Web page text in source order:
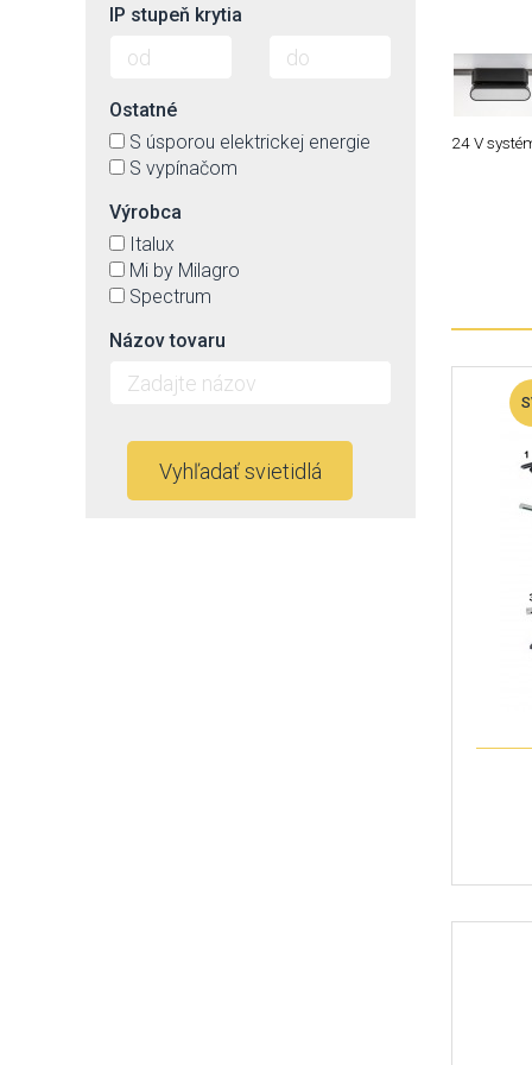
24 V
IP stupeň krytia
Ostatné
S úsporou elektrickej energie
S vypínačom
Výrobca
Italux
Mi by Milagro
Spectrum
Názov tovaru
Vyhľadať svietidlá